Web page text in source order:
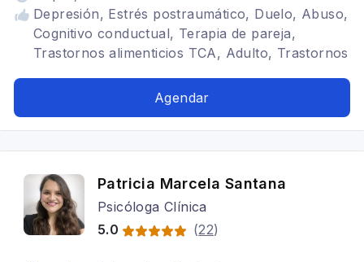
Depresión, Estrés postraumático, Duelo, Abuso,
Cognitivo conductual, Terapia de pareja,
Trastornos alimenticios TCA, Adulto, Trastornos
Dolor Crónico, Paleativos, Migración,
Breve
Agendar
Patricia Marcela Santana
Psicóloga Clínica
5.0
(22)